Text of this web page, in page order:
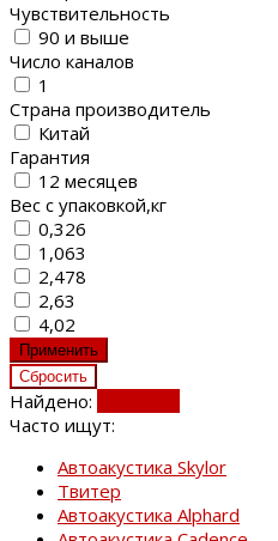
Чувствительность
90 и выше
Число каналов
1
Страна производитель
Китай
Гарантия
12 месяцев
Вес с упаковкой,кг
0,326
1,063
2,478
2,63
4,02
Найдено:
Часто ищут:
Автоакустика Skylor
Твитер
Автоакустика Alphard